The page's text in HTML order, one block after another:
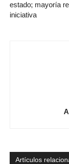
estado; mayoría
iniciativa
Artículos